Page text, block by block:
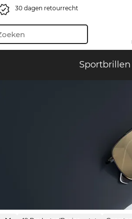
30 dagen retourrecht
Sportbrillen